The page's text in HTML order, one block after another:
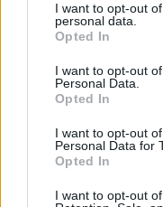
I want to opt-out
personal data.
Opted In
I want to opt-out
Personal Data.
Opted In
I want to opt-out
Personal Data for
Opted In
I want to opt-out
geschulten Koch als
Schöngeist im
verletzlich und
in jeder Begegnung
unvergesslich blieb.
Süchte und
Hinter dem Charme